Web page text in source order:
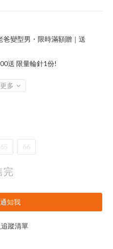
爸變型男・限時滿額贈｜送
送 限量輪針1份!
多
65 66
完
知我
蹤清單